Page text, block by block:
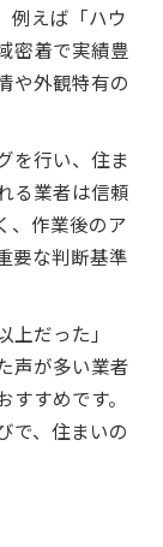
例えば「ハウ
密着で実績豊
や外観特有の
を行い、住ま
る業者は信頼
、作業後のア
要な判断基準
だった」
声が多い業者
すめです。
で、住まいの